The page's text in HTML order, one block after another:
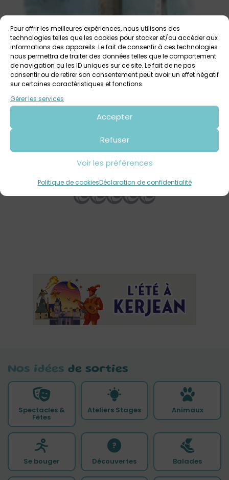
Pour offrir les meilleures expériences, nous utilisons des
technologies telles que les cookies pour stocker et/ou accéder aux
informations des appareils. Le fait de consentir à ces technologies
nous permettra de traiter des données telles que le comportement
de navigation ou les ID uniques sur ce site. Le fait de ne pas
consentir ou de retirer son consentement peut avoir un effet négatif
sur certaines caractéristiques et fonctions.
Gérer les services
Accepter
Refuser
Voir les préférences
Politique de cookiesDéclaration de confidentialité
4 juillet 2026 > 20 septembre 2026
Exposition : « Une Bretagne par les contours » de
Yann Lesacher à la Maison des Abers
Votre avis sur
Nos idées de sorties
Spectacles &
Fêtes
Ateliers Stages Animaux
Se bouger Découvertes Balades